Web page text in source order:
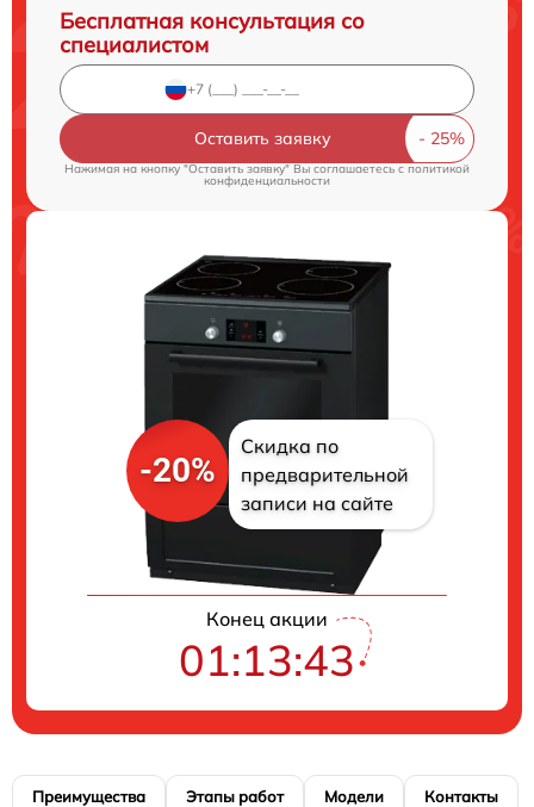
Бесплатная консультация со
специалистом
Оставить заявку
Нажимая на кнопку "Оставить заявку" Вы соглашаетесь cполитикой
конфиденциальности
-20%
Скидка по
предварительной
записи на сайте
Конец акции
01:13:42
Преимущества Этапы работ Модели Контакты